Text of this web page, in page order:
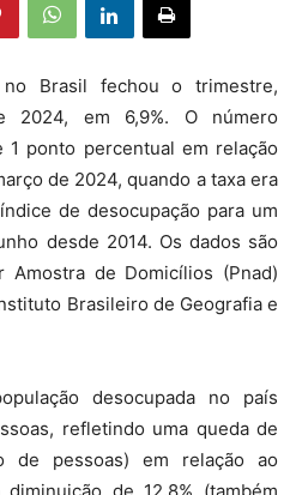
Brasil fechou o trimestre,
2024, em 6,9%. O número
1 ponto percentual em relação
de 2024, quando a taxa era
de desocupação para um
desde 2014. Os dados são
Amostra de Domicílios (Pnad)
Brasileiro de Geografia e
desocupada no país
refletindo uma queda de
de pessoas) em relação ao